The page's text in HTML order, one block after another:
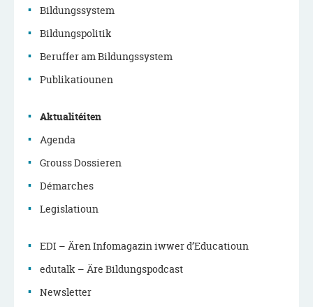
Menu
de
navigation
principale
Bildungssystem
Bildungspolitik
Beruffer am Bildungssystem
Publikatiounen
Aktualitéiten
Agenda
Grouss Dossieren
Démarches
Legislatioun
EDI – Ären Infomagazin iwwer d’Educatioun
edutalk – Äre Bildungspodcast
Newsletter